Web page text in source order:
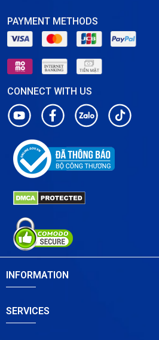
PAYMENT METHODS
CONNECT WITH US
INFORMATION
SERVICES